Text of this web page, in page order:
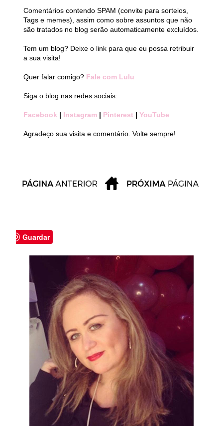
Comentários contendo SPAM (convite para sorteios,
Tags e memes), assim como sobre assuntos que não
são tratados no blog serão automaticamente excluídos.
Tem um blog? Deixe o link para que eu possa retribuir
a sua visita!
Quer falar comigo? Fale com Lulu
Siga o blog nas redes sociais:
Facebook | Instagram | Pinterest | YouTube
Agradeço sua visita e comentário. Volte sempre!
Guardar